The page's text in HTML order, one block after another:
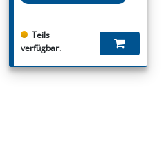
Teils
verfügbar.